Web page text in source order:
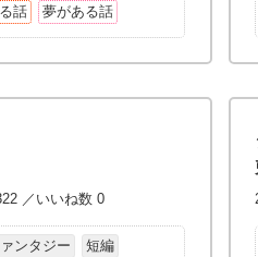
話 夢がある話
／いいね数 0
ンタジー 短編